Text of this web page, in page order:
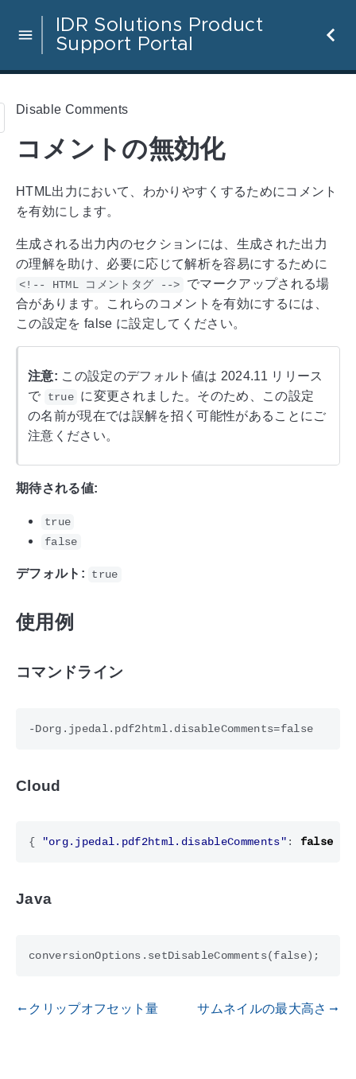
IDR Solutions Product
Support Portal
Disable Comments
コメントの無効化
HTML出力において、わかりやすくするためにコメント
を有効にします。
生成される出力内のセクションには、生成された出力
の理解を助け、必要に応じて解析を容易にするために
<!-- HTML コメントタグ -->
でマークアップされる場
合があります。これらのコメントを有効にするには、
この設定を false に設定してください。
注意: この設定のデフォルト値は 2024.11 リリース
で
true に変更されました。そのため、この設定
の名前が現在では誤解を招く可能性があることにご
注意ください。
期待される値:
true
false
デフォルト: true
使用例
コマンドライン
Cloud
{ "org.jpedal.pdf2html.disableComments" : false
Java
gdoc_arrow_left_alt クリップオフセット量 サムネイルの最大高さ gdoc_arrow_right_alt